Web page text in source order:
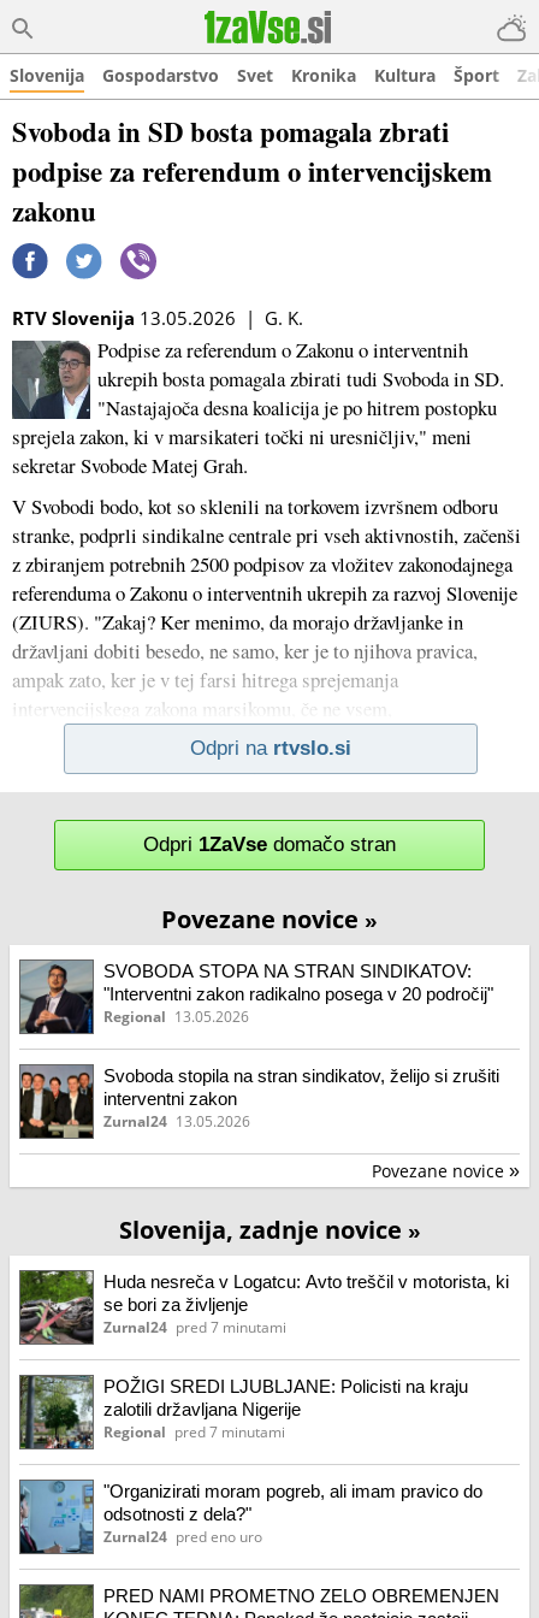
Slovenija Gospodarstvo Svet Kronika Kultura Šport
Svoboda in SD bosta pomagala zbrati
podpise za referendum o intervencijskem
zakonu
RTV Slovenija 13.05.2026 | G. K.
Podpise za referendum o Zakonu o interventnih
ukrepih bosta pomagala zbirati tudi Svoboda in SD.
"Nastajajoča desna koalicija je po hitrem postopku
sprejela zakon, ki v marsikateri točki ni uresničljiv," meni
sekretar Svobode Matej Grah.
V Svobodi bodo, kot so sklenili na torkovem izvršnem odboru
stranke, podprli sindikalne centrale pri vseh aktivnostih, začenši
z zbiranjem potrebnih 2500 podpisov za vložitev zakonodajnega
referenduma o Zakonu o interventnih ukrepih za razvoj Slovenije
(ZIURS). "Zakaj? Ker menimo, da morajo državljanke in
državljani dobiti besedo, ne samo, ker je to njihova pravica,
ampak zato, ker je v tej farsi hitrega sprejemanja
intervencijskega zakona marsikomu, če ne vsem,
Odpri na rtvslo.si
Odpri 1ZaVse domačo stran
Povezane novice »
SVOBODA STOPA NA STRAN SINDIKATOV:
"Interventni zakon radikalno posega v 20 področij"
Regional 13.05.2026
Svoboda stopila na stran sindikatov, želijo si zrušiti
interventni zakon
Zurnal24 13.05.2026
Povezane novice »
Slovenija, zadnje novice »
Huda nesreča v Logatcu: Avto treščil v motorista, ki
se bori za življenje
Zurnal24 pred 7 minutami
POŽIGI SREDI LJUBLJANE: Policisti na kraju
zalotili državljana Nigerije
Regional pred 7 minutami
"Organizirati moram pogreb, ali imam pravico do
odsotnosti z dela?"
Zurnal24 pred eno uro
PRED NAMI PROMETNO ZELO OBREMENJEN